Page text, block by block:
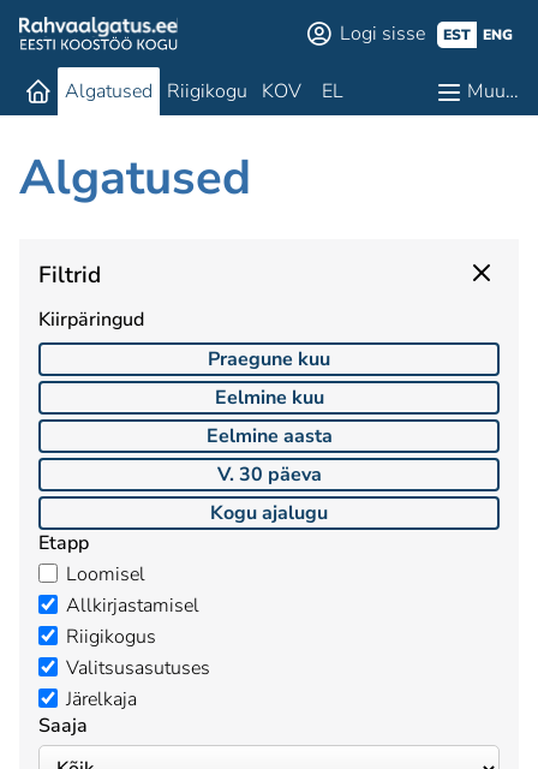
Logi sisse EST ENG
Algatused Riigikogu KOV EL Muu…
Algatused
Filtrid
Kiirpäringud
Praegune kuu
Eelmine kuu
Eelmine aasta
V. 30 päeva
Kogu ajalugu
Etapp
Loomisel
Allkirjastamisel
Riigikogus
Valitsusasutuses
Järelkaja
Saaja